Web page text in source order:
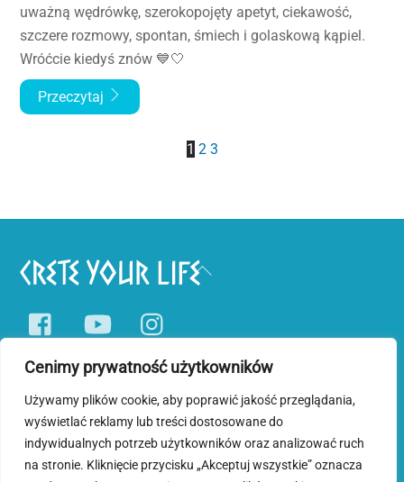
Cenimy prywatność użytkowników
Używamy plików cookie, aby poprawić jakość przeglądania,
wyświetlać reklamy lub treści dostosowane do
indywidualnych potrzeb użytkowników oraz analizować ruch
na stronie. Kliknięcie przycisku „Akceptuj wszystkie” oznacza
uważną wędrówkę, szerokopojęty apetyt, ciekawość,
szczere rozmowy, spontan, śmiech i golaskową kąpiel.
Wróćcie kiedyś znów 💙🤍
Przeczytaj
1 2 3
Back
Facebook YouTube
Pobyty tematyczne Wycieczki jednodniowe
Blog o Krecie
Polityka prywatności i plików cookies
©Crete Your Life2026